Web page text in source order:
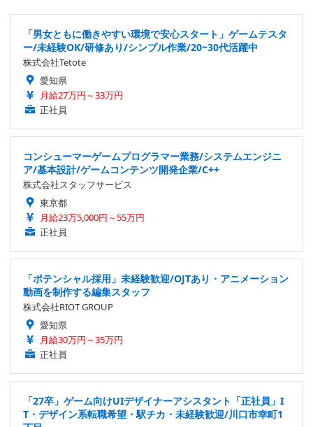
「男女ともに働きやすい環境で安心スタート」ゲームテスタ
ー/未経験OK/研修あり/シンプル作業/20~30代活躍中
株式会社Tetote
愛知県
月給27万円～33万円
正社員
コンシューマーゲームプログラマー業務/システムエンジニ
ア/基本設計/ゲームコンテンツ開発企業/C++
株式会社スタッフサービス
東京都
月給23万5,000円～55万円
正社員
「ポテンシャル採用」未経験歓迎/OJTあり・アニメーション
動画を制作する編集スタッフ
株式会社RIOT GROUP
愛知県
月給30万円～35万円
正社員
「27卒」ゲーム向けUIデザイナーアシスタント「正社員」I
T・デザイン系転職希望・駅チカ・未経験歓迎/川口市幸町1